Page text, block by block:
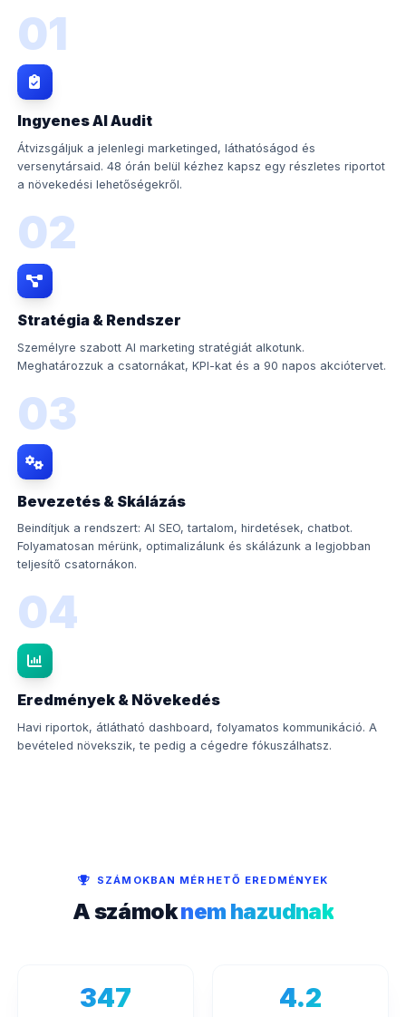
01
Ingyenes AI Audit
Átvizsgáljuk a jelenlegi marketinged, láthatóságod és
versenytársaid. 48 órán belül kézhez kapsz egy részletes riportot
a növekedési lehetőségekről.
02
Stratégia & Rendszer
Személyre szabott AI marketing stratégiát alkotunk.
Meghatározzuk a csatornákat, KPI-kat és a 90 napos akciótervet.
03
Bevezetés & Skálázás
Beindítjuk a rendszert: AI SEO, tartalom, hirdetések, chatbot.
Folyamatosan mérünk, optimalizálunk és skálázunk a legjobban
teljesítő csatornákon.
04
Eredmények & Növekedés
Havi riportok, átlátható dashboard, folyamatos kommunikáció. A
bevételed növekszik, te pedig a cégedre fókuszálhatsz.
SZÁMOKBAN MÉRHETŐ EREDMÉNYEK
A számoknem hazudnak
347 4.2